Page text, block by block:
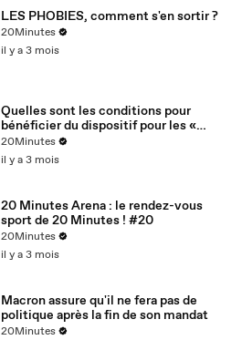
LES PHOBIES, comment s'en sortir ?
20Minutes
il y a 3 mois
Quelles sont les conditions pour
bénéficier du dispositif pour les «
20Minutes
il y a 3 mois
20 Minutes Arena : le rendez-vous
sport de 20 Minutes ! #20
20Minutes
il y a 3 mois
Macron assure qu'il ne fera pas de
politique après la fin de son mandat
20Minutes